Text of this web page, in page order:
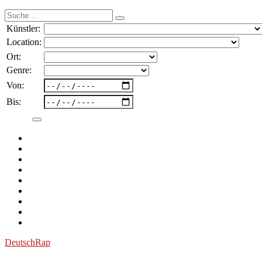
Suche
nach:
Künstler:
Location:
Ort:
Genre:
Von:
Bis:
DeutschRap